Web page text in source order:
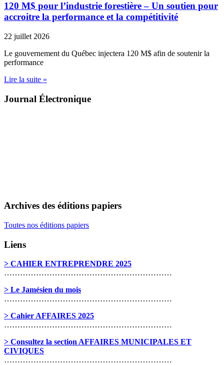
120 M$ pour l’industrie forestière – Un soutien pour
accroitre la performance et la compétitivité
22 juillet 2026
Le gouvernement du Québec injectera 120 M$ afin de soutenir la
performance
Lire la suite »
Journal Électronique
Archives des éditions papiers
Toutes nos éditions papiers
Liens
> CAHIER ENTREPRENDRE 2025
………………………………………………………
> Le Jamésien du mois
………………………………………………………
> Cahier AFFAIRES 2025
………………………………………………………
> Consultez la section AFFAIRES MUNICIPALES ET
CIVIQUES
………………………………………………………